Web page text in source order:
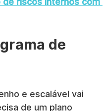
de
e escalável vai
de um plano